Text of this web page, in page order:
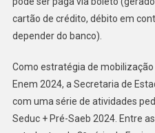
cartão de crédito, débito em
depender do banco).
Como estratégia de
Enem 2024, a Secretaria de
com uma série de atividades
Seduc + Pré-Saeb 2024. Entre